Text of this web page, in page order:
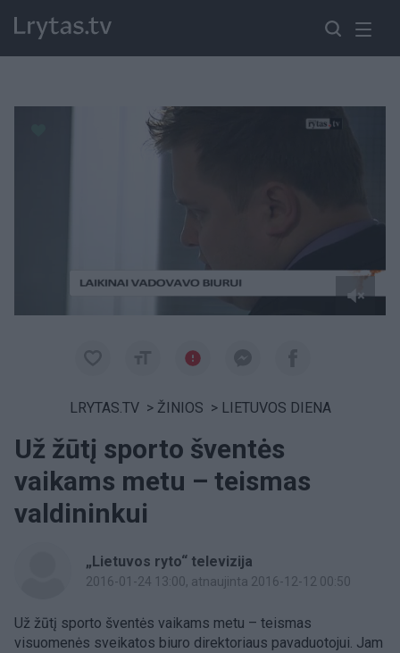
LRYTAS.TV > ŽINIOS > LIETUVOS DIENA
Už žūtį sporto šventės
vaikams metu – teismas
valdininkui
„Lietuvos ryto“ televizija
2016-01-24 13:00, atnaujinta 2016-12-12 00:50
Už žūtį sporto šventės vaikams metu – teismas
visuomenės sveikatos biuro direktoriaus pavaduotojui. Jam